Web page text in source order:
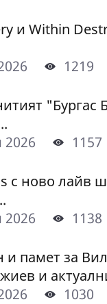
и Within
1219
"Бургас
1157
с ново лайв
1138
и памет за
и
1030